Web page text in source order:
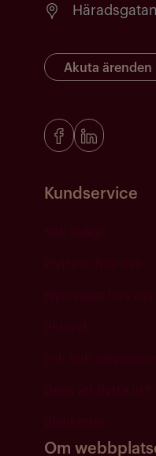
Akuta ärenden
Kundservice
Om